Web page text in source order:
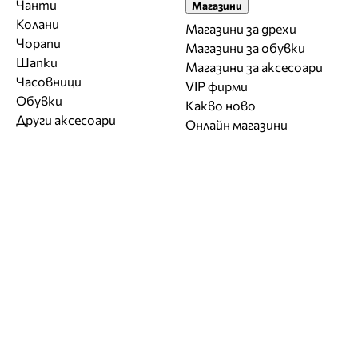
Чанти
Колани
Чорапи
Шапки
Часовници
Обувки
Други аксесоари
Магазини
Магазини за дрехи
Магазини за обувки
Магазини за aксесоари
VIP фирми
Какво ново
Онлайн магазини